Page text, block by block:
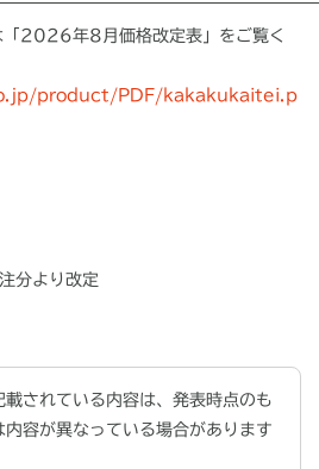
2026年8月価格改定表」をご覧く
product/PDF/kakakukaitei.p
分より改定
載されている内容は、発表時点のも
容が異なっている場合があります